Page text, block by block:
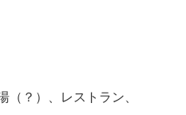
？）、レストラン、